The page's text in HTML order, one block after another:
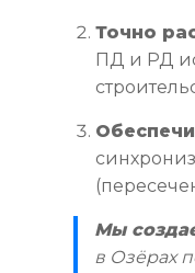
Точно
ПД и РД
Мы
в Озёрах